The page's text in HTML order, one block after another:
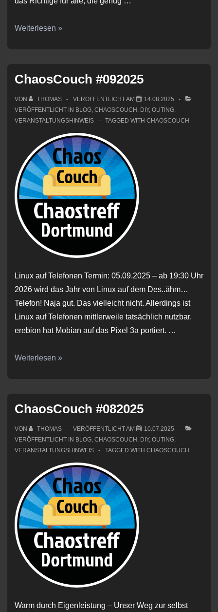
ChaosCouch
Weiterlesen »
ChaosCouch #092025
VON THOMAS VERÖFFENTLICHT AM
14.08.2025
VERÖFFENTLICHT IN BLOG CHAOSCOUCH DIY, OUTING
VERANSTALTUNGSHINWEIS
TAGGED WITH CHAOSCOUCH
Linux auf Telefonen Termin: 05.09.2025 – ab 19:30 Uhr
2026 wird das Jahr von Linux auf dem Des..ähm…
Telefon! Naja gut. Das vielleicht nicht. Allerdings ist
Linux auf Telefonen mittlerweile tatsächlich nutzbar.
erebion hat Mobian auf das Pixel 3a portiert. …
ChaosCouch
Weiterlesen »
ChaosCouch #082025
VON THOMAS VERÖFFENTLICHT AM
10.07.2025
VERÖFFENTLICHT IN BLOG CHAOSCOUCH DIY, OUTING
VERANSTALTUNGSHINWEIS
TAGGED WITH CHAOSCOUCH
Warm durch Eigenleistung – Unser Weg zur selbst